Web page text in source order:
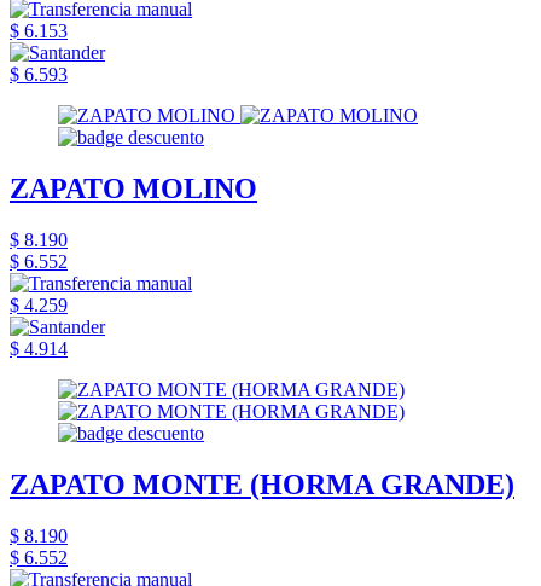
$ 6.153
$ 6.593
ZAPATO MOLINO
$ 8.190
$ 6.552
$ 4.259
$ 4.914
ZAPATO MONTE (HORMA GRANDE)
$ 8.190
$ 6.552